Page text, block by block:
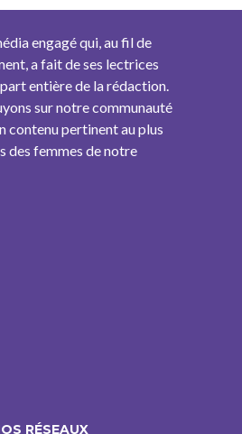
engagé qui, au fil de
a fait de ses lectrices
entière de la rédaction.
sur notre communauté
contenu pertinent au plus
des femmes de notre
RÉSEAUX